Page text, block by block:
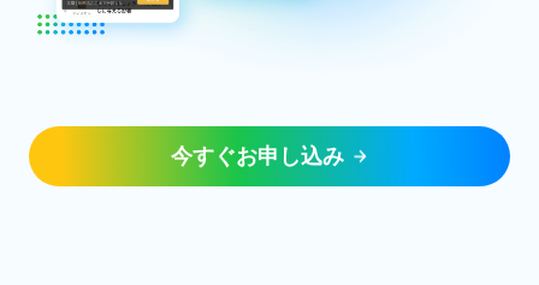
今すぐお申し込み